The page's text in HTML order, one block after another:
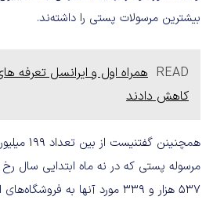
بیشترین مرسولات پستی را داشته‌ند.
READ همراه اول و ایرانسل تعرفه
کاهش دادند
۵۳۷ هزار و ۳۳۹ مورد آنها به